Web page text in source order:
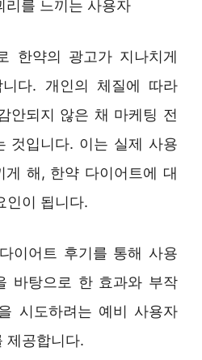
리를 느끼는 사용자
한약의 광고가 지나치게
니다. 개인의 체질에 따라
안되지 않은 채 마케팅 전
것입니다. 이는 실제 사용
게 해, 한약 다이어트에 대
인이 됩니다.
이어트 후기를 통해 사용
바탕으로 한 효과와 부작
시도하려는 예비 사용자
제공합니다.